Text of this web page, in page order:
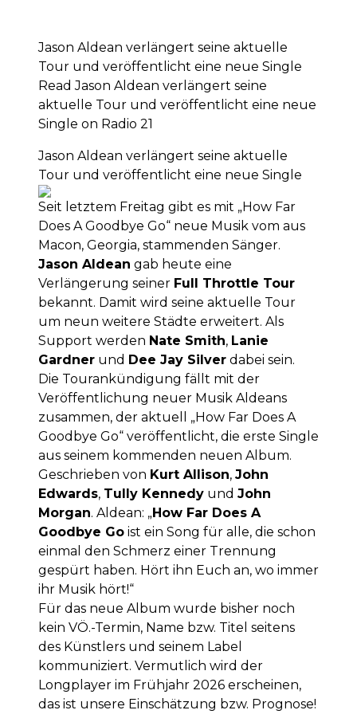
Jason Aldean verlängert seine aktuelle
Tour und veröffentlicht eine neue Single
Read Jason Aldean verlängert seine
aktuelle Tour und veröffentlicht eine neue
Single on Radio 21
Jason Aldean verlängert seine aktuelle
Tour und veröffentlicht eine neue Single
Seit letztem Freitag gibt es mit „How Far
Does A Goodbye Go“ neue Musik vom aus
Macon, Georgia, stammenden Sänger.
Jason Aldean gab heute eine
Verlängerung seiner Full Throttle Tour
bekannt. Damit wird seine aktuelle Tour
um neun weitere Städte erweitert. Als
Support werden Nate Smith, Lanie
Gardner und Dee Jay Silver dabei sein.
Die Tourankündigung fällt mit der
Veröffentlichung neuer Musik Aldeans
zusammen, der aktuell „How Far Does A
Goodbye Go“ veröffentlicht, die erste Single
aus seinem kommenden neuen Album.
Geschrieben von Kurt Allison, John
Edwards, Tully Kennedy und John
Morgan. Aldean: „How Far Does A
Goodbye Go ist ein Song für alle, die schon
einmal den Schmerz einer Trennung
gespürt haben. Hört ihn Euch an, wo immer
ihr Musik hört!“
Für das neue Album wurde bisher noch
kein VÖ.-Termin, Name bzw. Titel seitens
des Künstlers und seinem Label
kommuniziert. Vermutlich wird der
Longplayer im Frühjahr 2026 erscheinen,
das ist unsere Einschätzung bzw. Prognose!